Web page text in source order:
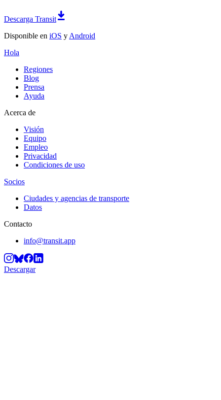
Descarga Transit
Disponible en iOS y Android
Hola
Regiones
Blog
Prensa
Ayuda
Acerca de
Visión
Equipo
Empleo
Privacidad
Condiciones de uso
Socios
Ciudades y agencias de transporte
Datos
Contacto
info@transit.app
Descargar